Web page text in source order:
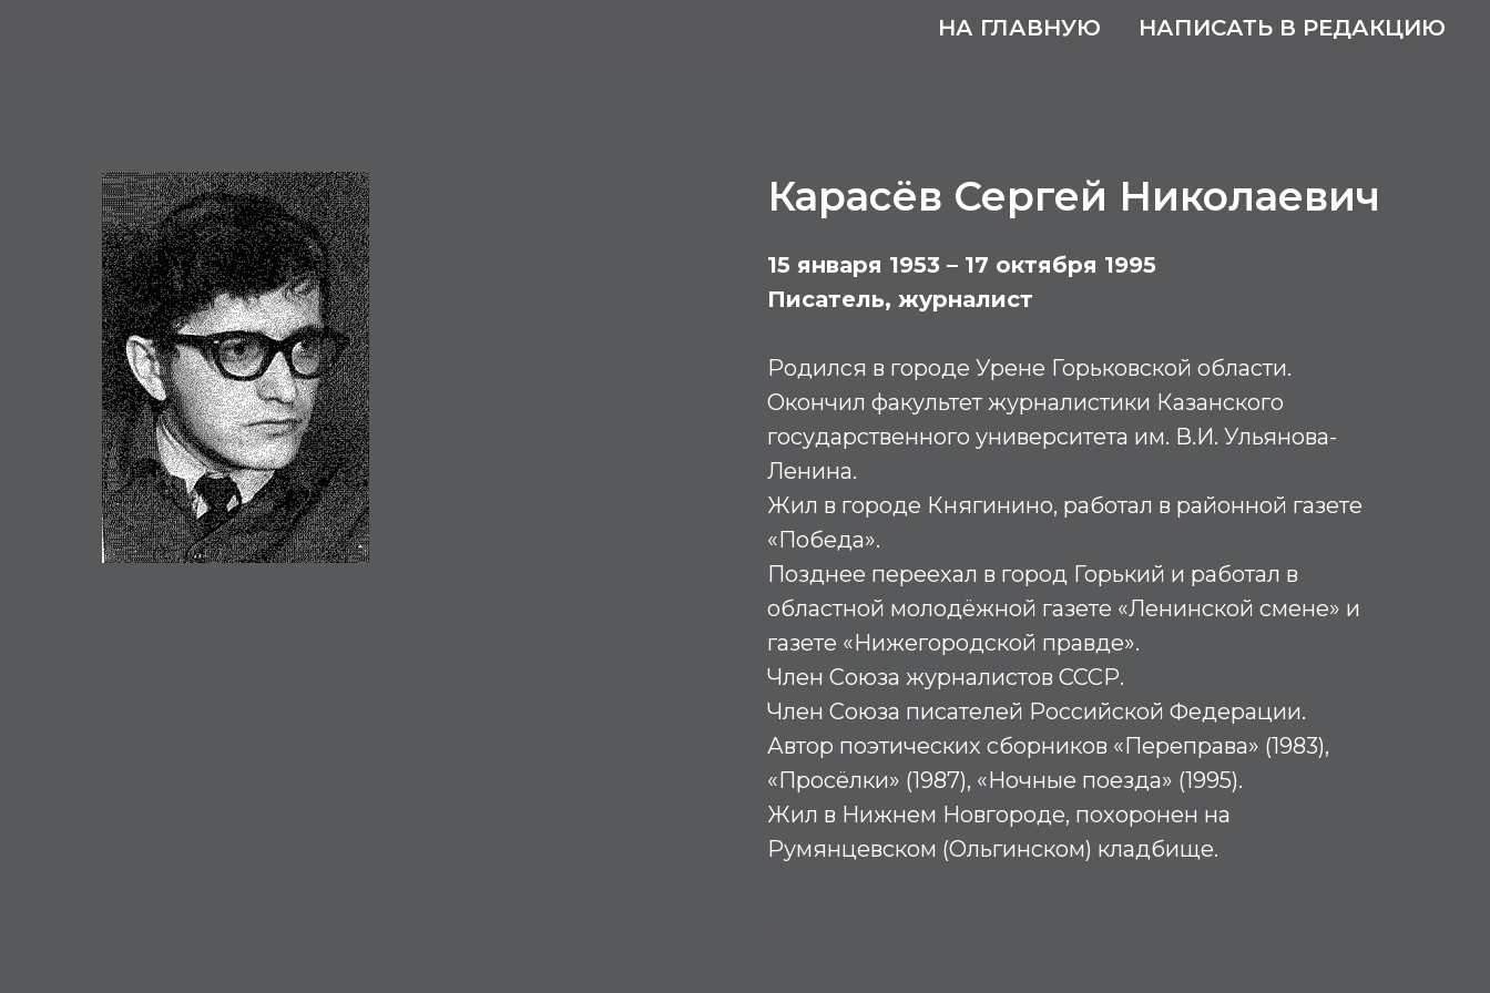
НА ГЛАВНУЮ НАПИСАТЬ В РЕДАКЦИЮ
Карасёв Сергей Николаевич
15 января 1953 – 17 октября 1995
Писатель, журналист
Родился в городе Урене Горьковской области.
Окончил факультет журналистики Казанского
государственного университета им. В.И. Ульянова-
Ленина.
Жил в городе Княгинино, работал в районной газете
«Победа».
Позднее переехал в город Горький и работал в
областной молодёжной газете «Ленинской смене» и
газете «Нижегородской правде».
Член Союза журналистов СССР.
Член Союза писателей Российской Федерации.
Автор поэтических сборников «Переправа» (1983),
«Просёлки» (1987), «Ночные поезда» (1995).
Жил в Нижнем Новгороде, похоронен на
Румянцевском (Ольгинском) кладбище.